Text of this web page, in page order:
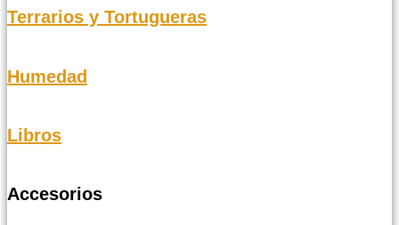
Terrarios y Tortugueras
Humedad
Libros
Accesorios